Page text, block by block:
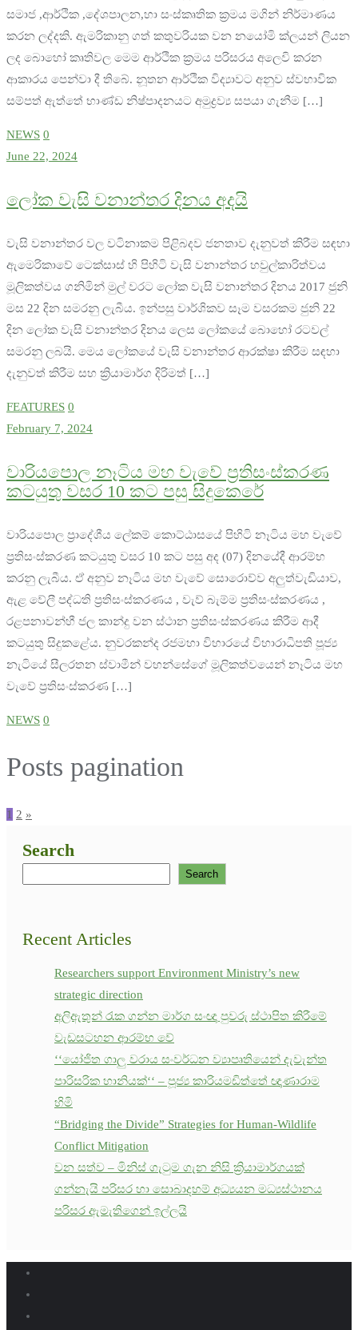
සමාජ ,ආර්ථික ,දේශපාලන,හා සංස්කෘතික ක්‍රමය මගින් නිර්මාණය
කරන ලද්දකි. ඇමරිකානු ගත් කතුවරියක වන නයෝමි ක්ලයන් ලියන
ලද බොහෝ කෘතිවල මෙම ආර්ථික ක්‍රමය පරිසරය අලෙවි කරන
ආකාරය පෙන්වා දී තිබේ. නූතන ආර්ථික විද්‍යාවට අනුව ස්වභාවික
සම්පත් ඇත්තේ භාණ්ඩ නිෂ්පාදනයට අමුද්‍රව්‍ය සපයා ගැනීම […]
NEWS 0
June 22, 2024
ලෝක වැසි වනාන්තර දිනය අදයි
වැසි වනාන්තර වල වටිනාකම පිළිබදව ජනතාව දැනුවත් කිරීම සඳහා
ඇමෙරිකාවේ ටෙක්සාස් හි පිහිටි වැසි වනාන්තර හවුල්කාරිත්වය
මූලිකත්වය ගනිමින් මුල් වරට ලෝක වැසි වනාන්තර දිනය 2017 ජුනි
මස 22 දින සමරනු ලැබීය. ඉන්පසු වාර්ශිකව සෑම වසරකම ජුනි 22
දින ලෝක වැසි වනාන්තර දිනය ලෙස ලෝකයේ බොහෝ රටවල්
සමරනු ලබයි. මෙය ලෝකයේ වැසි වනාන්තර ආරක්ෂා කිරීම සඳහා
දැනුවත් කිරීම සහ ක්‍රියාමාර්ග දිරිමත් […]
FEATURES 0
February 7, 2024
වාරියපොල නෑටිය මහ වැවේ ප්‍රතිසංස්කරණ
කටයුතු වසර 10 කට පසු සිදුකෙරේ
වාරියපොල ප්‍රාදේශීය ලේකම් කොට්ඨාසයේ පිහිටි නෑටිය මහ වැවේ
ප්‍රතිසංස්කරණ කටයුතු වසර 10 කට පසු අද (07) දිනයේදී ආරම්භ
කරනු ලැබීය. ඒ අනුව නෑටිය මහ වැවේ සොරොව්ව අලුත්වැඩියාව,
ඇළ වේලී පද්ධති ප්‍රතිසංස්කරණය , වැව් බැම්ම ප්‍රතිසංස්කරණය ,
රළපනාවන්හී ජල කාන්දු වන ස්ථාන ප්‍රතිසංස්කරණය කිරීම ආදී
කටයුතු සිදුකළේය. නුවරකන්ද රජමහා විහාරයේ විහාරාධිපති පූජ්‍ය
නැටියේ සීලරතන ස්වාමීන් වහන්සේගේ මූලිකත්වයෙන් නෑටිය මහ
වැවේ ප්‍රතිසංස්කරණ […]
NEWS 0
Posts pagination
1 2 »
Search
Search
Recent Articles
Researchers support Environment Ministry’s new
strategic direction
අලිඇතුන් රැක ගන්න මාර්ග සංඥා පුවරු ස්ථාපිත කිරීමේ
වැඩසටහන ආරම්භ වේ
‘‘යෝජිත ගාලු වරාය සංවර්ධන ව්‍යාපෘතියෙන් දැවැන්ත
පාරිසරික හානියක්‘‘ – පූජ්‍ය කාරියමඩිත්තේ ඥාණාරාම
හිමි
“Bridging the Divide” Strategies for Human-Wildlife
Conflict Mitigation
වන සත්ව – මිනිස් ගැටුම ගැන නිසි ක්‍රියාමාර්ගයක්
ගන්නැයි පරිසර හා සොබාදහම් අධ්‍යයන මධ්‍යස්ථානය
පරිසර ඇමැතිගෙන් ඉල්ලයි